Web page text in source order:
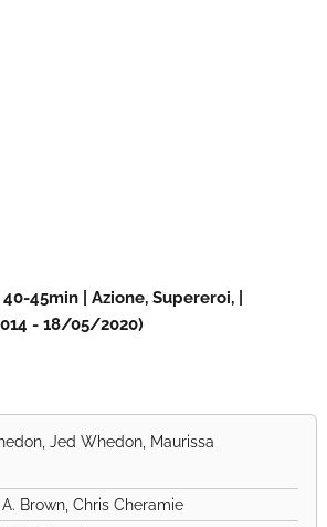
45min | Azione, Supereroi, |
- 18/05/2020)
Jed Whedon, Maurissa
Brown, Chris Cheramie